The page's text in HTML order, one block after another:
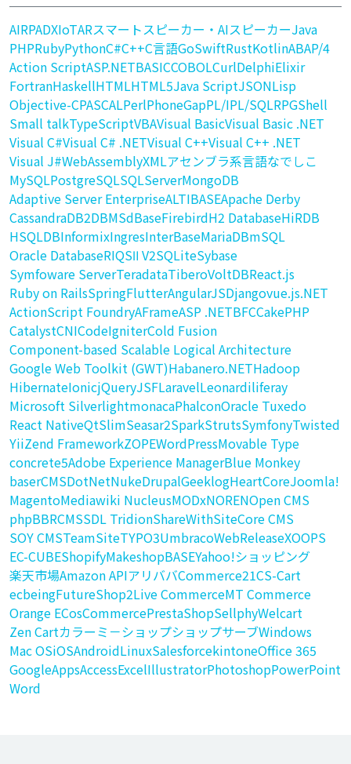
AIRPADXIoTARスマートスピーカー・AIスピーカーJava
PHPRubyPythonC#C++C言語GoSwiftRustKotlinABAP/4
Action ScriptASP.NETBASICCOBOLCurlDelphiElixir
FortranHaskellHTMLHTML5Java ScriptJSONLisp
Objective-CPASCALPerlPhoneGapPL/IPL/SQLRPGShell
Small talkTypeScriptVBAVisual BasicVisual Basic .NET
Visual C#Visual C# .NETVisual C++Visual C++ .NET
Visual J#WebAssemblyXMLアセンブラ系言語なでしこ
MySQLPostgreSQLSQLServerMongoDB
Adaptive Server EnterpriseALTIBASEApache Derby
CassandraDB2DBMSdBaseFirebirdH2 DatabaseHiRDB
HSQLDBInformixIngresInterBaseMariaDBmSQL
Oracle DatabaseRIQSⅡ V2SQLiteSybase
Symfoware ServerTeradataTiberoVoltDBReact.js
Ruby on RailsSpringFlutterAngularJSDjangovue.js.NET
ActionScript FoundryAFrameASP .NETBFCCakePHP
CatalystCNICodeIgniterCold Fusion
Component-based Scalable Logical Architecture
Google Web Toolkit (GWT)Habanero.NETHadoop
HibernateIonicjQueryJSFLaravelLeonardiliferay
Microsoft SilverlightmonacaPhalconOracle Tuxedo
React NativeQtSlimSeasar2SparkStrutsSymfonyTwisted
YiiZend FrameworkZOPEWordPressMovable Type
concrete5Adobe Experience ManagerBlue Monkey
baserCMSDotNetNukeDrupalGeeklogHeartCoreJoomla!
MagentoMediawiki NucleusMODxNORENOpen CMS
phpBBRCMSSDL TridionShareWithSiteCore CMS
SOY CMSTeamSiteTYPO3UmbracoWebReleaseXOOPS
EC-CUBEShopifyMakeshopBASEYahoo!ショッピング
楽天市場Amazon APIアリババCommerce21CS-Cart
ecbeingFutureShop2Live CommerceMT Commerce
Orange ECosCommercePrestaShopSellphyWelcart
Zen Cartカラーミ－ショップショップサーブWindows
Mac OSiOSAndroidLinuxSalesforcekintoneOffice 365
GoogleAppsAccessExcelIllustratorPhotoshopPowerPoint
Word